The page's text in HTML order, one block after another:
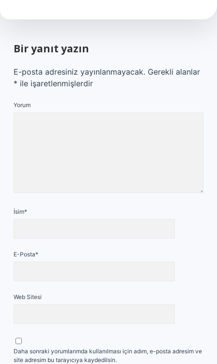
Bir yanıt yazın
E-posta adresiniz yayınlanmayacak. Gerekli alanlar
* ile işaretlenmişlerdir
Yorum
İsim*
E-Posta*
Web Sitesi
Daha sonraki yorumlarımda kullanılması için adım, e-posta adresim ve
site adresim bu tarayıcıya kaydedilsin.